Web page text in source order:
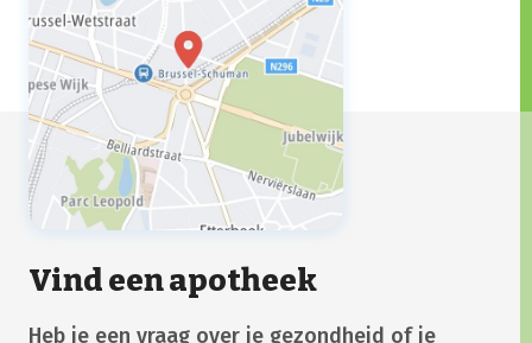
bepaalde geuren en geluiden.
Vind een apotheek
Heb je een vraag over je gezondheid of je